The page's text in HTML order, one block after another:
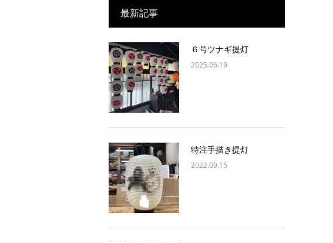
最新記事
６号ツナギ提灯
2025.06.19
特注手描き提灯
2022.09.15